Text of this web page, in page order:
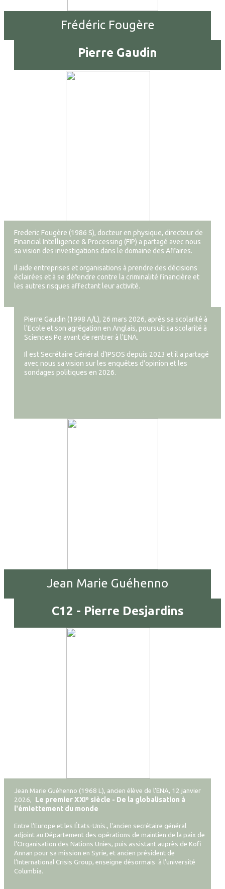
Frédéric Fougère
Pierre Gaudin
Frederic Fougère (1986 S), docteur en physique, directeur de
Financial Intelligence & Processing (FIP) a partagé avec nous
sa vision des investigations dans le domaine des Affaires.
Il aide entreprises et organisations à prendre des décisions
éclairées et à se défendre contre la criminalité financière et
les autres risques affectant leur activité.
Pierre Gaudin (1998 A/L), 26 mars 2026, après sa scolarité à
l'Ecole et son agrégation en Anglais, poursuit sa scolarité à
Sciences Po avant de rentrer à l'ENA.
Il est Secrétaire Général d'IPSOS depuis 2023 et il a partagé
avec nous sa vision sur les enquêtes d'opinion et les
sondages politiques en 2026.
Jean Marie Guéhenno
C12 - Pierre Desjardins
Jean Marie Guéhenno (1968 L), ancien élève de l'ENA, 12 janvier
2026, Le premier XXIᵉ siècle - De la globalisation à
l'émiettement du monde
Entre l’Europe et les États-Unis., l'ancien secrétaire général
adjoint au Département des opérations de maintien de la paix de
l'Organisation des Nations Unies, puis assistant auprès de Kofi
Annan pour sa mission en Syrie, et ancien président de
l’International Crisis Group, enseigne désormais à l’université
Columbia.